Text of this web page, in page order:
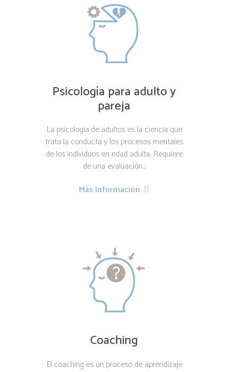
Psicología para adulto y
pareja
La psicología de adultos es la ciencia que
trata la conducta y los procesos mentales
de los individuos en edad adulta. Requiere
de una evaluación...
Más Información
Coaching
El coaching es un proceso de aprendizaje